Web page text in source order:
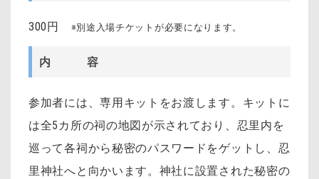
300円 ※別途入場チケットが必要になります。
内 容
参加者には、専用キットをお渡します。キットに
は全5カ所の祠の地図が示されており、忍里内を
巡って各祠から秘密のパスワードをゲットし、忍
里神社へと向かいます。神社に設置された秘密の